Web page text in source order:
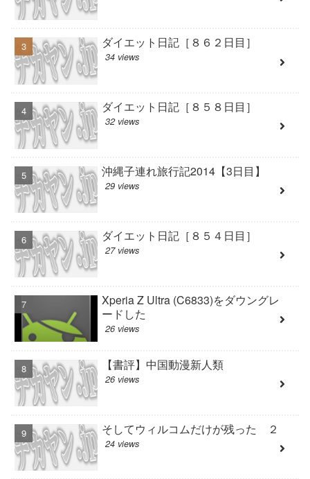
ダイエット日記［８６２日目］
34 views
ダイエット日記［８５８日目］
32 views
沖縄子連れ旅行記2014【3日目】
29 views
ダイエット日記［８５４日目］
27 views
Xperia Z Ultra (C6833)をダウングレ
ードした
26 views
【書評】中国動漫新人類
26 views
そしてウィルコムだけが残った ２
24 views